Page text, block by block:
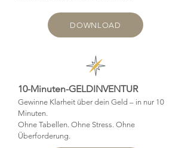
DOWNLOAD
10-Minuten-GELDINVENTUR
Gewinne Klarheit über dein Geld – in nur 10
Minuten.
Ohne Tabellen. Ohne Stress. Ohne
Überforderung.